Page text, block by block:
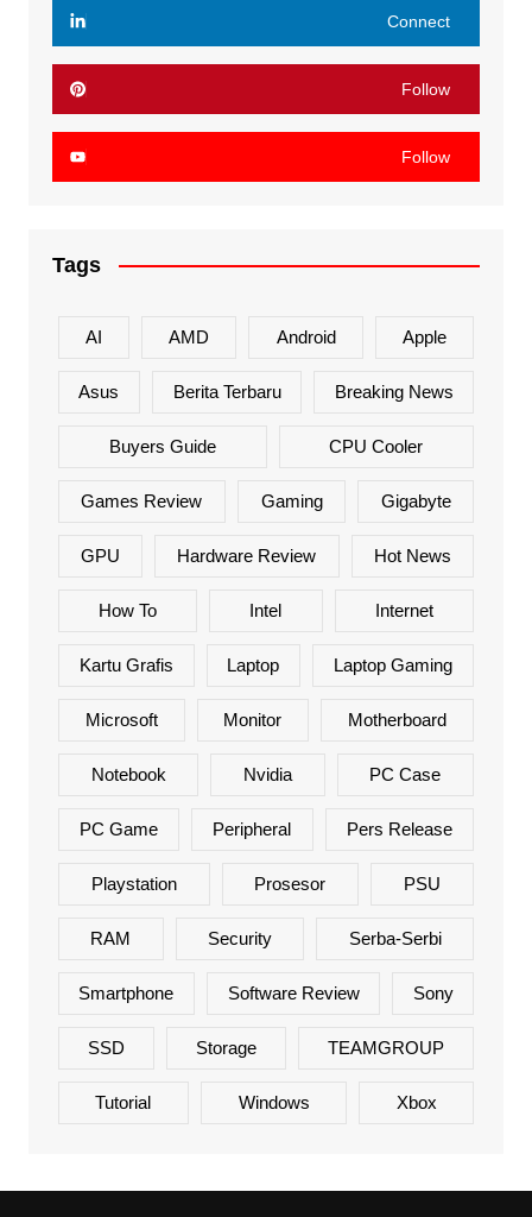
Connect
Follow
Follow
Tags
AI AMD Android Apple
Asus Berita Terbaru Breaking News
Buyers Guide CPU Cooler
Games Review Gaming Gigabyte
GPU Hardware Review Hot News
How To Intel Internet
Kartu Grafis Laptop Laptop Gaming
Microsoft Monitor Motherboard
Notebook Nvidia PC Case
PC Game Peripheral Pers Release
Playstation Prosesor PSU
RAM Security Serba-Serbi
Smartphone Software Review Sony
SSD Storage TEAMGROUP
Tutorial Windows Xbox